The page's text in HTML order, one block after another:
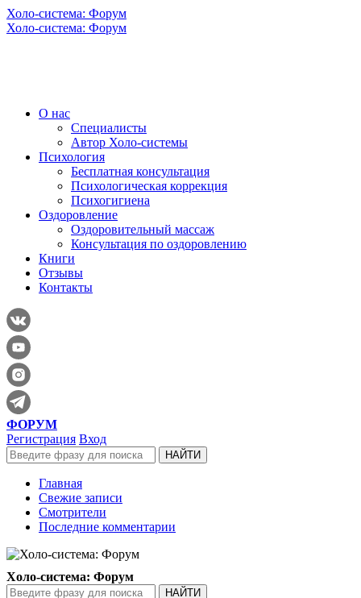
Холо-система: Форум
Холо-система: Форум
О нас
Специалисты
Автор Холо-системы
Психология
Бесплатная консультация
Психологическая коррекция
Психогигиена
Оздоровление
Оздоровительный массаж
Консультация по оздоровлению
Книги
Отзывы
Контакты
ФОРУМ
Регистрация Вход
Главная
Свежие записи
Смотрители
Последние комментарии
Холо-система: Форум